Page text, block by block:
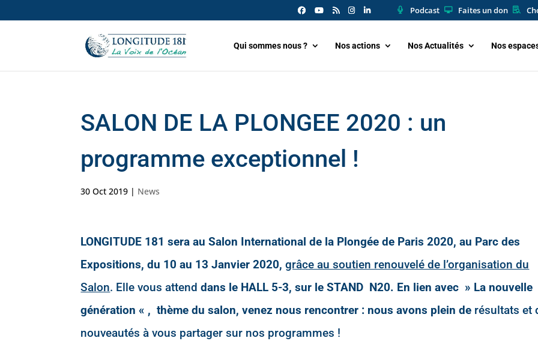
Podcast Faites un don
Qui sommes nous ? Nos actions Nos Actualités Nos
SALON DE LA PLONGEE 2020 : un
programme exceptionnel !
30 Oct 2019 | News
LONGITUDE 181 sera au Salon International de la Plongée de Paris 2020, au Parc des
Expositions, du 10 au 13 Janvier 2020,grâce au soutien renouvelé de l’organisation du
Salon. Elle vous attend dans le HALL 5-3, sur le STAND N20. En lien avec » La nouvelle
génération « , thème du salon, venez nous rencontrer : nous avons plein de résultats et
nouveautés à vous partager sur nos programmes !